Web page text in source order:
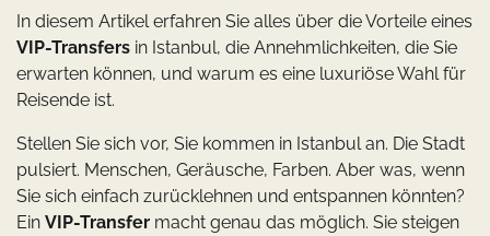
In diesem Artikel erfahren Sie alles über die Vorteile eines
VIP-Transfers in Istanbul, die Annehmlichkeiten, die Sie
erwarten können, und warum es eine luxuriöse Wahl für
Reisende ist.
Stellen Sie sich vor, Sie kommen in Istanbul an. Die Stadt
pulsiert. Menschen, Geräusche, Farben. Aber was, wenn
Sie sich einfach zurücklehnen und entspannen könnten?
Ein VIP-Transfer macht genau das möglich. Sie steigen